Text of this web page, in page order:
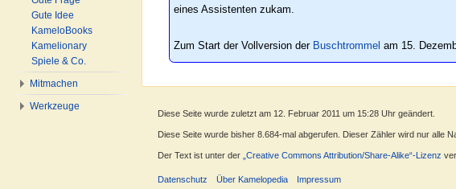
eines Assistenten zukam.
Zum Start der Vollversion der Buschtrommel am 15.
Gute Idee
KameloBooks
Kamelionary
Spiele & Co.
Mitmachen
Werkzeuge
Diese Seite wurde zuletzt am 12. Februar 2011 um 15:28 Uhr geändert.
Diese Seite wurde bisher 8.684-mal abgerufen. Dieser Zähler wird nur alle
Der Text ist unter der „Creative Commons Attribution/Share-Alike“-Lizenz
Datenschutz Über Kamelopedia Impressum